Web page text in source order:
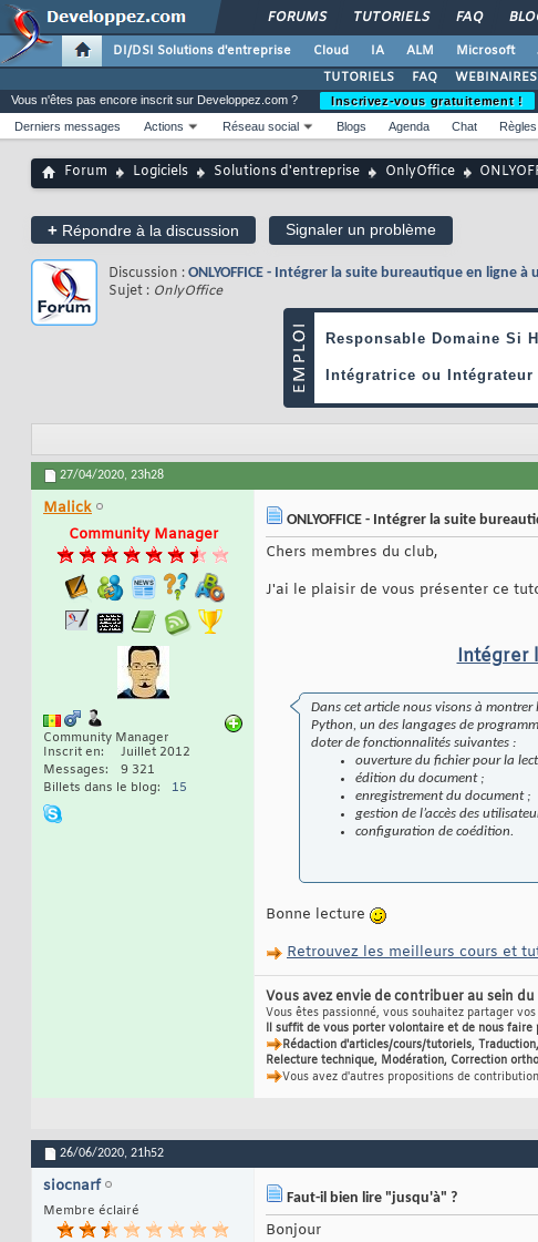
FORUMS TUTORIELS FAQ
DI/DSI Solutions d'entreprise Cloud IA ALM Microsoft
TUTORIELS
FAQ WEBINAIRES
Vous n'êtes pas encore inscrit sur Developpez.com ?
Inscrivez-vous gratuitement !
Derniers messages
Actions Réseau social Blogs Agenda Chat Règles
Forum Logiciels Solutions d'entreprise OnlyOffice
+ Répondre à la discussion Signaler un problème
Discussion : ONLYOFFICE - Intégrer la suite bureautique en ligne
Sujet : OnlyOffice
27/04/2020, 23h28
Malick
Community Manager
Community Manager
Inscrit en
Juillet 2012
Messages
9 321
Billets dans le blog
15
ONLYOFFICE - Intégrer la suite
Chers membres du club,
J'ai le plaisir de vous présenter ce
Intégrer
Dans cet article nous visons à montrer
Python, un des langages de
doter de fonctionnalités suivantes :
ouverture du fichier pour la
édition du document ;
enregistrement du document ;
gestion de l’accès des
configuration de coédition.
Bonne lecture
Retrouvez les meilleurs cours et
Vous avez envie de contribuer au sein
Vous êtes passionné, vous souhaitez partager
Il suffit de vous porter volontaire et de nous faire
Rédaction d'articles/cours/tutoriels,
Relecture technique, Modération, Correction
Vous avez d'autres propositions de
26/06/2020, 21h52
siocnarf
Membre éclairé
Faut-il bien lire "jusqu'à" ?
Bonjour